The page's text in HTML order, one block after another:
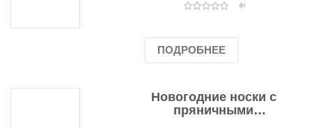
оленями(0)
ПОДРОБНЕЕ
Новогодние носки с
пряничными